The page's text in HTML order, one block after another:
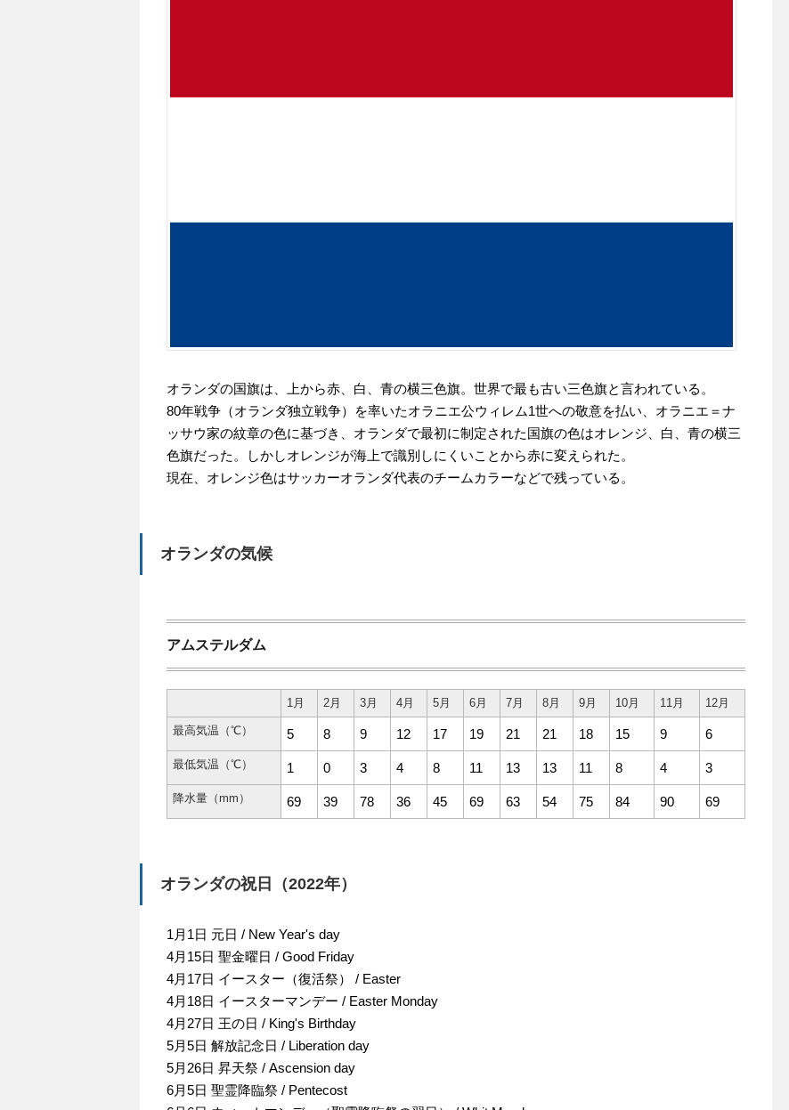
オランダの国旗は、上から赤、白、青の横三色旗。世界で最も古い三色旗と言われている。
80年戦争（オランダ独立戦争）を率いたオラニエ公ウィレム1世への敬意を払い、オラニエ＝ナ
ッサウ家の紋章の色に基づき、オランダで最初に制定された国旗の色はオレンジ、白、青の横三
色旗だった。しかしオレンジが海上で識別しにくいことから赤に変えられた。
現在、オレンジ色はサッカーオランダ代表のチームカラーなどで残っている。
オランダの気候
アムステルダム
1月 2月 3月 4月 5月 6月 7月 8月 9月 10月 11月 12月
最高気温（℃） 5 8 9 12 17 19 21 21 18 15 9 6
最低気温（℃） 1 0 3 4 8 11 13 13 11 8 4 3
降水量（mm） 69 39 78 36 45 69 63 54 75 84 90 69
オランダの祝日（2022年）
1月1日 元日 / New Year's day
4月15日 聖金曜日 / Good Friday
4月17日 イースター（復活祭） / Easter
4月18日 イースターマンデー / Easter Monday
4月27日 王の日 / King's Birthday
5月5日 解放記念日 / Liberation day
5月26日 昇天祭 / Ascension day
6月5日 聖霊降臨祭 / Pentecost